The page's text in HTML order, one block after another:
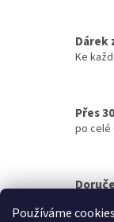
Používáme
Dárek
Ke
Přes
po celé